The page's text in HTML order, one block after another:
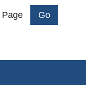
Page Go